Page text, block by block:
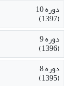
دوره 10
(1397)
دوره 9
(1396)
دوره 8
(1395)